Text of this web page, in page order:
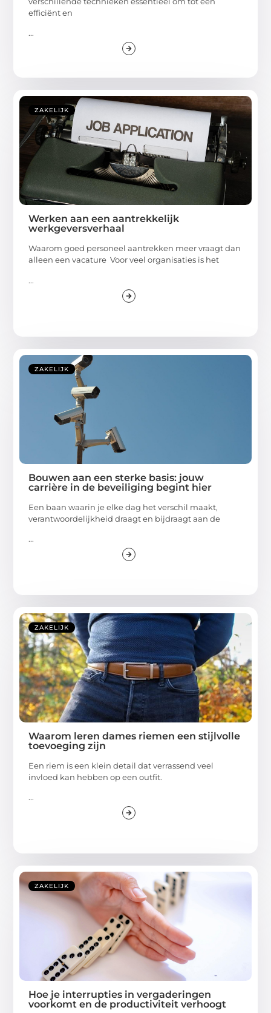
efficiënt en
...
ZAKELIJK
Werken aan een aantrekkelijk
werkgeversverhaal
Waarom goed personeel aantrekken meer vraagt dan
alleen een vacature Voor veel organisaties is het
...
ZAKELIJK
Bouwen aan een sterke basis: jouw
carrière in de beveiliging begint hier
Een baan waarin je elke dag het verschil maakt,
verantwoordelijkheid draagt en bijdraagt aan de
...
ZAKELIJK
Waarom leren dames riemen een stijlvolle
toevoeging zijn
Een riem is een klein detail dat verrassend veel
invloed kan hebben op een outfit.
...
ZAKELIJK
Hoe je interrupties in vergaderingen
voorkomt en de productiviteit verhoogt